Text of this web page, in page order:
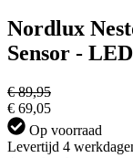
Nordlux
Sensor -
€ 89,95
€ 69,05
Op voorraad
Levertijd 4